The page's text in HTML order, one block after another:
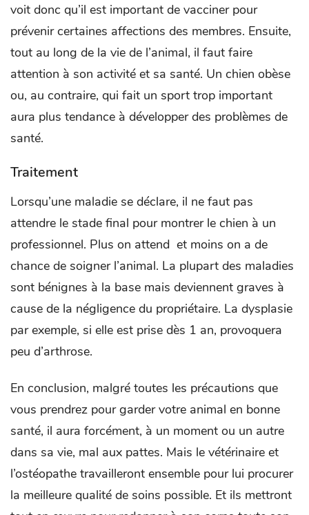
voit donc qu’il est important de vacciner pour
prévenir certaines affections des membres. Ensuite,
tout au long de la vie de l’animal, il faut faire
attention à son activité et sa santé. Un chien obèse
ou, au contraire, qui fait un sport trop important
aura plus tendance à développer des problèmes de
santé.
Traitement
Lorsqu’une maladie se déclare, il ne faut pas
attendre le stade final pour montrer le chien à un
professionnel. Plus on attend et moins on a de
chance de soigner l’animal. La plupart des maladies
sont bénignes à la base mais deviennent graves à
cause de la négligence du propriétaire. La dysplasie
par exemple, si elle est prise dès 1 an, provoquera
peu d’arthrose.
En conclusion, malgré toutes les précautions que
vous prendrez pour garder votre animal en bonne
santé, il aura forcément, à un moment ou un autre
dans sa vie, mal aux pattes. Mais le vétérinaire et
l’ostéopathe travailleront ensemble pour lui procurer
la meilleure qualité de soins possible. Et ils mettront